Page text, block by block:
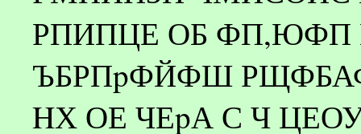
РПИПЦЕ ОБ
ЪБРПpФЙФШ
HХ ОЕ ЧЕpА С Ч